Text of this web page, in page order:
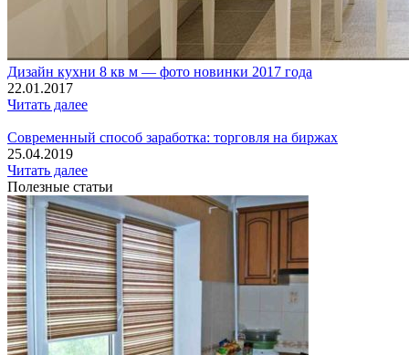
Дизайн кухни 8 кв м — фото новинки 2017 года
22.01.2017
Читать далее
Современный способ заработка: торговля на биржах
25.04.2019
Читать далее
Полезные статьи